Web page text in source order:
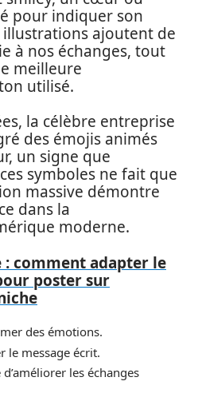
pour indiquer son
illustrations ajoutent de
à nos échanges, tout
meilleure
utilisé.
la célèbre entreprise
des émojis animés
un signe que
symboles ne fait que
massive démontre
dans la
moderne.
: comment adapter le
poster sur
des émotions.
le message écrit.
les échanges